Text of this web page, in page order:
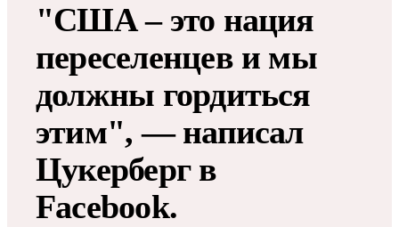
"США – это нация
переселенцев и мы
должны гордиться
этим", — написал
Цукерберг в
Facebook.